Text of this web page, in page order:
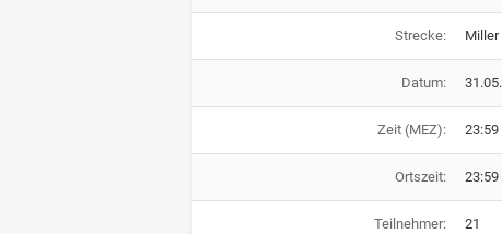
Strecke: Miller
Datum:
Zeit (MEZ): 23:59
Ortszeit: 23:59
Teilnehmer: 21